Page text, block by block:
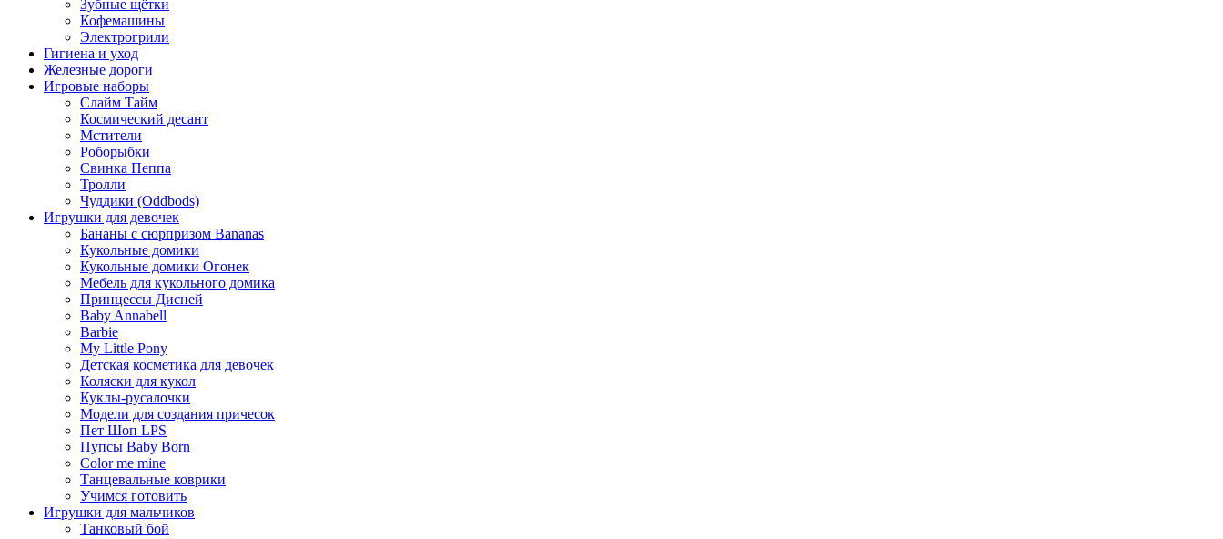
Зубные щётки
Кофемашины
Электрогрили
Гигиена и уход
Железные дороги
Игровые наборы
Слайм Тайм
Космический десант
Мстители
Роборыбки
Свинка Пеппа
Тролли
Чуддики (Oddbods)
Игрушки для девочек
Бананы с сюрпризом Bananas
Кукольные домики
Кукольные домики Огонек
Мебель для кукольного домика
Принцессы Дисней
Baby Annabell
Barbie
My Little Pony
Детская косметика для девочек
Коляски для кукол
Куклы-русалочки
Модели для создания причесок
Пет Шоп LPS
Пупсы Baby Born
Сolor me mine
Танцевальные коврики
Учимся готовить
Игрушки для мальчиков
Танковый бой